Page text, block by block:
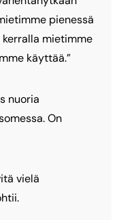
pienessä
kerralla mietimme
käyttää.”
nuoria
On
vielä